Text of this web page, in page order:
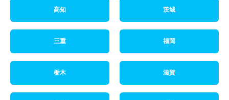
高知 茨城
三重 福岡
栃木 滋賀